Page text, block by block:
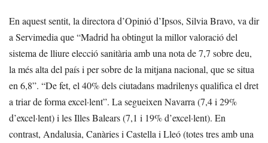
En aquest sentit, la directora d’Opinió d’Ipsos, Silvia Bravo, va dir
a Servimedia que “Madrid ha obtingut la millor valoració del
sistema de lliure elecció sanitària amb una nota de 7,7 sobre deu,
la més alta del país i per sobre de la mitjana nacional, que se situa
en 6,8”. “De fet, el 40% dels ciutadans madrilenys qualifica el dret
a triar de forma excel·lent”. La segueixen Navarra (7,4 i 29%
d’excel·lent) i les Illes Balears (7,1 i 19% d’excel·lent). En
contrast, Andalusia, Canàries i Castella i Lleó (totes tres amb una